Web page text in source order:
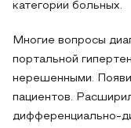
категории больных.
Многие вопросы
портальной
нерешенными.
пациентов.
дифференциально-